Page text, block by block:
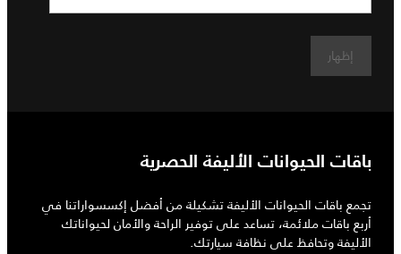
إظهار
باقات الحيوانات الأليفة الحصرية
تجمع باقات الحيوانات الأليفة تشكيلة من أفضل إكسسواراتنا في
أربع باقات ملائمة، تساعد على توفير الراحة والأمان لحيواناتك
الأليفة وتحافظ على نظافة سيارتك.